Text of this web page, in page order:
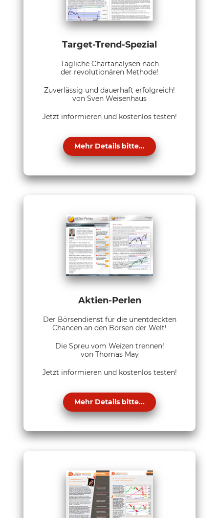
Target-Trend-Spezial
Tägliche Chartanalysen nach
der revolutionären Methode!
Zuverlässig und dauerhaft erfolgreich!
von Sven Weisenhaus
Jetzt informieren und kostenlos testen!
Mehr Details bitte...
Aktien-Perlen
Der Börsendienst für die unentdeckten
Chancen an den Börsen der Welt!
Die Spreu vom Weizen trennen!
von Thomas May
Jetzt informieren und kostenlos testen!
Mehr Details bitte...